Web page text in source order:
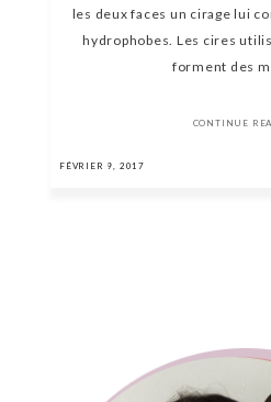
les deux faces un cirage lui
hydrophobes. Les cires
forment des
CONTINUE
FÉVRIER 9, 2017